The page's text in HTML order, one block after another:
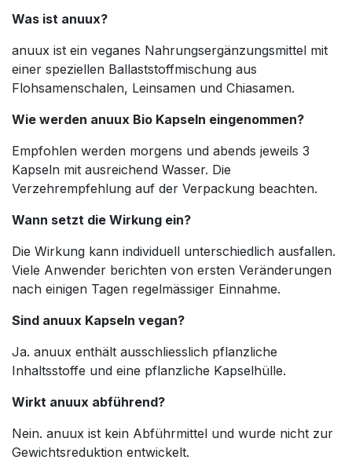
Was ist anuux?
anuux ist ein veganes Nahrungsergänzungsmittel mit
einer speziellen Ballaststoffmischung aus
Flohsamenschalen, Leinsamen und Chiasamen.
Wie werden anuux Bio Kapseln eingenommen?
Empfohlen werden morgens und abends jeweils 3
Kapseln mit ausreichend Wasser. Die
Verzehrempfehlung auf der Verpackung beachten.
Wann setzt die Wirkung ein?
Die Wirkung kann individuell unterschiedlich ausfallen.
Viele Anwender berichten von ersten Veränderungen
nach einigen Tagen regelmässiger Einnahme.
Sind anuux Kapseln vegan?
Ja. anuux enthält ausschliesslich pflanzliche
Inhaltsstoffe und eine pflanzliche Kapselhülle.
Wirkt anuux abführend?
Nein. anuux ist kein Abführmittel und wurde nicht zur
Gewichtsreduktion entwickelt.